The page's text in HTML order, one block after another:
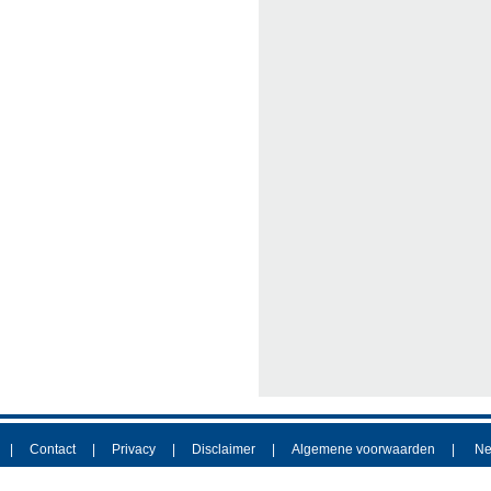
Contact Privacy Disclaimer Algemene voorwaarden